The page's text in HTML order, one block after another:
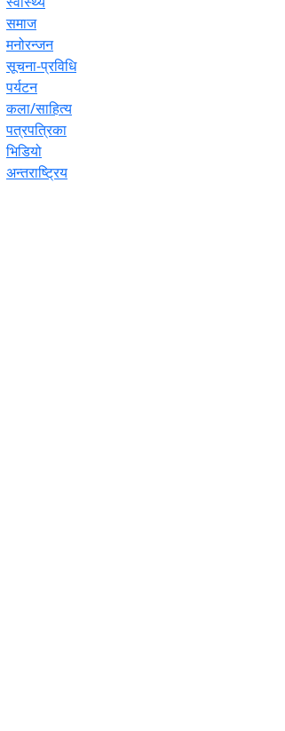
समाज
मनोरन्जन
सूचना-प्रविधि
पर्यटन
कला/साहित्य
पत्रपत्रिका
भिडियो
अन्तराष्ट्रिय